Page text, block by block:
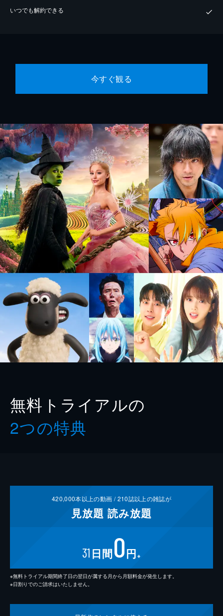
いつでも解約できる
今すぐ観る
無料トライアルの
2つの特典
420,000本以上の動画 /210誌以上の雑誌が
見放題 読み放題
31 日間0円 ※
※無料トライアル期間終了日の翌日が属する月から月額料金が発生します。
※日割りでのご請求はいたしません。